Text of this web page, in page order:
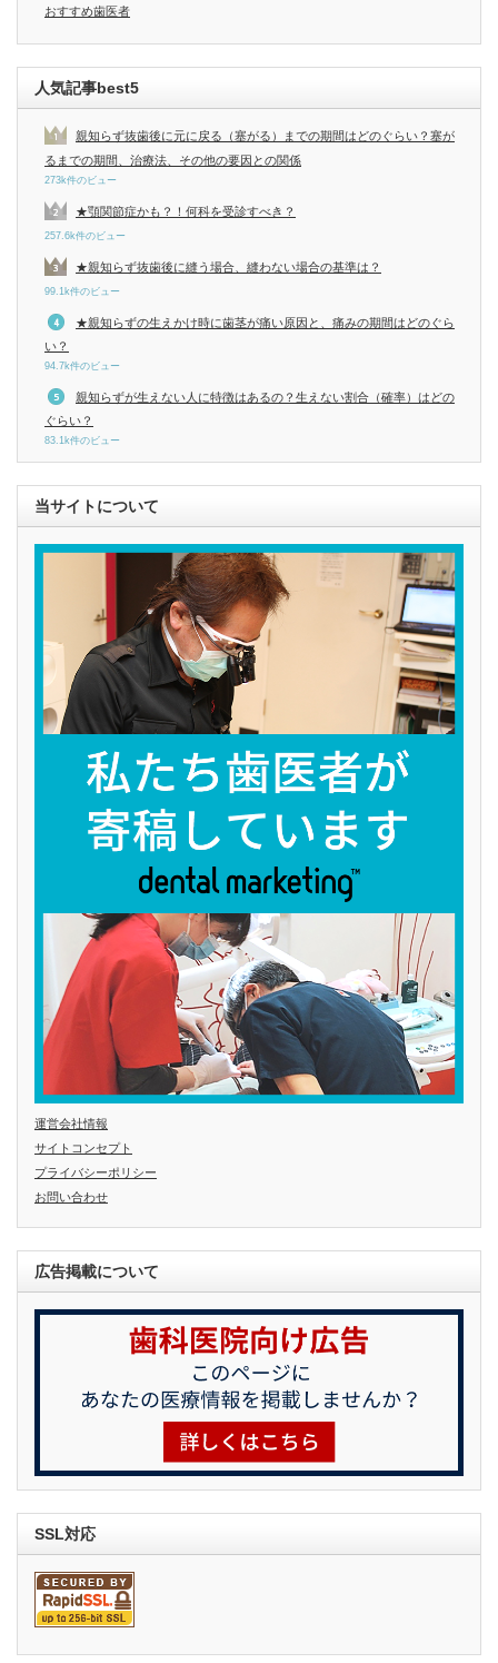
おすすめ歯医者
人気記事best5
親知らず抜歯後に元に戻る（塞がる）までの期間はどのぐらい？塞が
るまでの期間、治療法、その他の要因との関係
273k件のビュー
★顎関節症かも？！何科を受診すべき？
257.6k件のビュー
★親知らず抜歯後に縫う場合、縫わない場合の基準は？
99.1k件のビュー
★親知らずの生えかけ時に歯茎が痛い原因と、痛みの期間はどのぐら
い？
94.7k件のビュー
親知らずが生えない人に特徴はあるの？生えない割合（確率）はどの
ぐらい？
83.1k件のビュー
当サイトについて
運営会社情報
サイトコンセプト
プライバシーポリシー
お問い合わせ
広告掲載について
SSL対応